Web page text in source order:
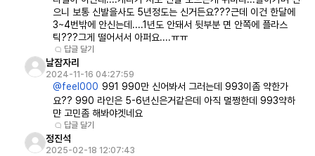
으니 보통 신발을사도 5년정도는 신거든요???근데 이건 한달에
3~4번밖에 안신는데....1년도 안돼서 뒷부분 면 안쪽에 플라스
틱???그게 떨어서서 아퍼요....ㅠㅠ
답글 달기
날잠자리
2024-11-16 04:27:59
@feel000 991 990만 신어봐서 그러는데 993이좀 약한가
요?? 990 라인은 5-6년신은거같은데 아직 멀쩡한데 993약하
먄 고민좀 해봐야겟네요
답글 달기
정진석
2025-02-18 12:07:43